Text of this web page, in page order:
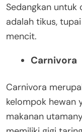
Sedangkan
adalah tikus,
mencit.
Carnivora
Carnivora
kelompok hewan
makanan